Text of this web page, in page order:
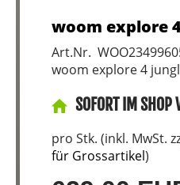
woom explore
Art.Nr.
woom explore 4
SOFORT IM SHOP
pro Stk. (inkl. MwSt.
für Grossartikel)